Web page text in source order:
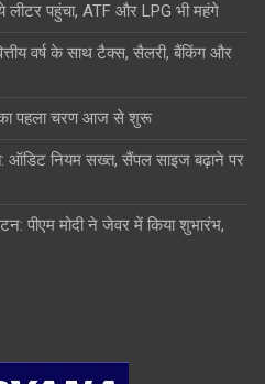
लीटर पहुंचा, ATF और LPG भी महंगे
वर्ष के साथ टैक्स, सैलरी, बैंकिंग और
पहला चरण आज से शुरू
ऑडिट नियम सख्त, सैंपल साइज बढ़ाने पर
पीएम मोदी ने जेवर में किया शुभारंभ,